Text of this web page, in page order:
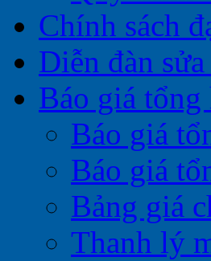
Chính sách
Diễn đàn
Báo giá tổng
Báo giá
Báo giá
Bảng giá
Thanh lý